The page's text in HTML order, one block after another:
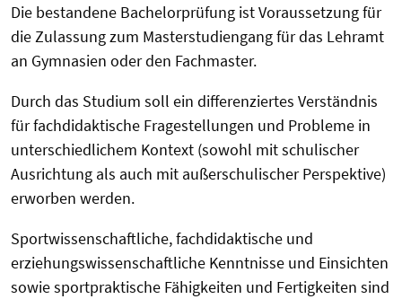
Die bestandene Bachelorprüfung ist Voraussetzung für
die Zulassung zum Masterstudiengang für das Lehramt
an Gymnasien oder den Fachmaster.
Durch das Studium soll ein differenziertes Verständnis
für fachdidaktische Fragestellungen und Probleme in
unterschiedlichem Kontext (sowohl mit schulischer
Ausrichtung als auch mit außerschulischer Perspektive)
erworben werden.
Sportwissenschaftliche, fachdidaktische und
erziehungswissenschaftliche Kenntnisse und Einsichten
sowie sportpraktische Fähigkeiten und Fertigkeiten sind